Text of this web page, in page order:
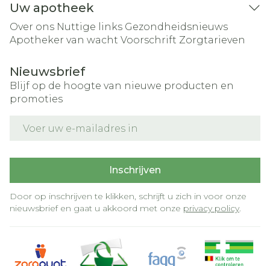
Uw apotheek
Over ons Nuttige links Gezondheidsnieuws
Apotheker van wacht Voorschrift Zorgtarieven
Nieuwsbrief
Blijf op de hoogte van nieuwe producten en
promoties
Inschrijven
Door op inschrijven te klikken, schrijft u zich in voor onze
nieuwsbrief en gaat u akkoord met onze privacy policy.